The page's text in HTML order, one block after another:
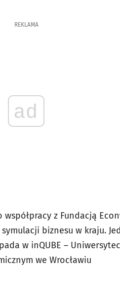
REKLAMA
ad
z Fundacją
biznesu w kraju.
w inQUBE –
we Wrocławiu